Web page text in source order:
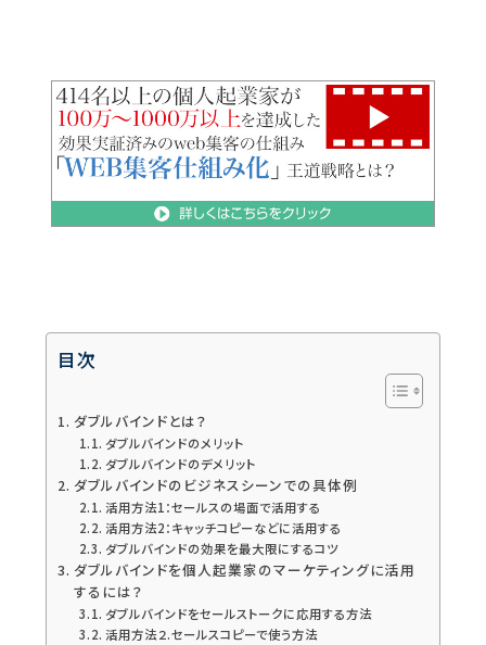
目次
ダブルバインドとは？
ダブルバインドのメリット
ダブルバインドのデメリット
ダブルバインドのビジネスシーンでの具体例
活用方法1：セールスの場面で活用する
活用方法2：キャッチコピーなどに活用する
ダブルバインドの効果を最大限にするコツ
ダブルバインドを個人起業家のマーケティングに活用
するには？
ダブルバインドをセールストークに応用する方法
活用方法２.セールスコピーで使う方法